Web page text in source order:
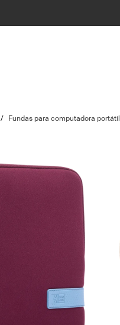
/ Fundas para computadora portátil